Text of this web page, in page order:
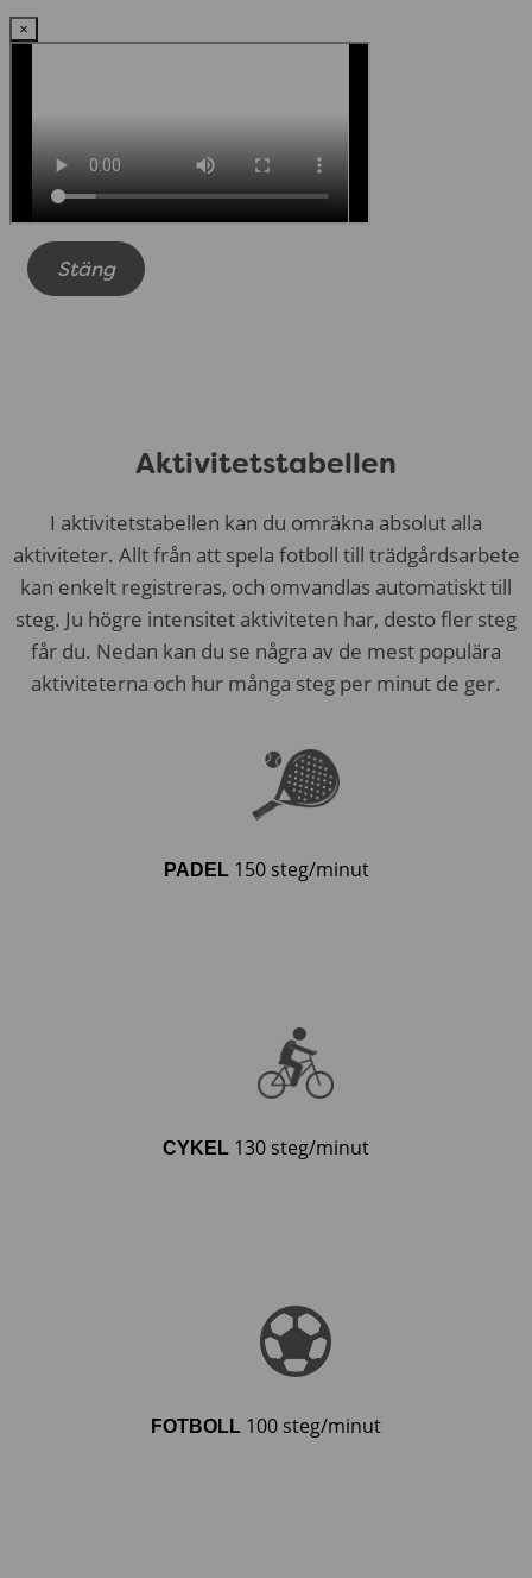
×
Stäng
Aktivitetstabellen
I aktivitetstabellen kan du omräkna absolut alla
aktiviteter. Allt från att spela fotboll till trädgårdsarbete
kan enkelt registreras, och omvandlas automatiskt till
steg. Ju högre intensitet aktiviteten har, desto fler steg
får du. Nedan kan du se några av de mest populära
aktiviteterna och hur många steg per minut de ger.
PADEL150 steg/minut
CYKEL 130 steg/minut
FOTBOLL 100 steg/minut